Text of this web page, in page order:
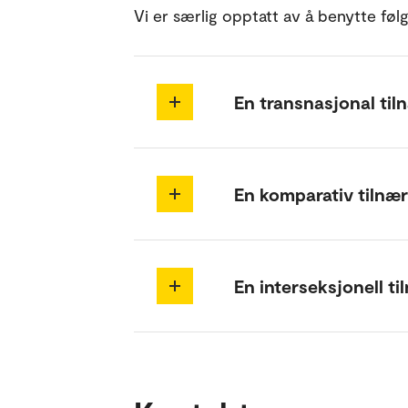
Vi er særlig opptatt av å benytte
En transnasjonal
En komparativ
En interseksjonell